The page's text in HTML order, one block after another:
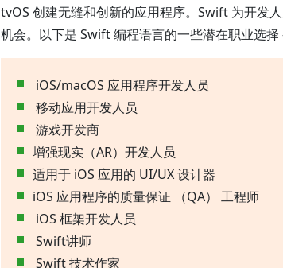
tvOS 创建无缝和创新的应用程序。Swift 为开发
机会。以下是 Swift 编程语言的一些潜在职业选择
iOS/macOS 应用程序开发人员
移动应用开发人员
游戏开发商
增强现实（AR）开发人员
适用于 iOS 应用的 UI/UX 设计器
iOS 应用程序的质量保证 （QA） 工程师
iOS 框架开发人员
Swift讲师
Swift 技术作家